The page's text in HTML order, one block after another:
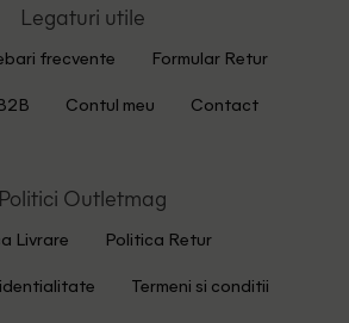
Legaturi utile
frecvente Formular Retur
Contul meu Contact
Politici Outletmag
Livrare Politica Retur
Termeni si conditii